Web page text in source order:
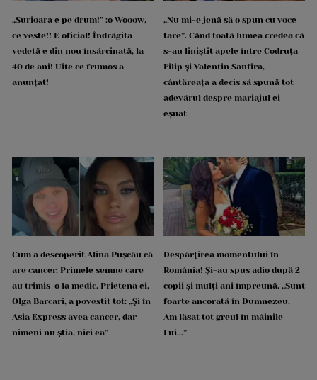
„Surioara e pe drum!” :o Wooow,
ce veste!! E oficial! Îndrăgita
vedetă e din nou însărcinată, la
40 de ani! Uite ce frumos a
anunțat!
„Nu mi-e jenă să o spun cu voce
tare”. Când toată lumea credea că
s-au liniștit apele între Codruța
Filip și Valentin Sanfira,
cântăreața a decis să spună tot
adevărul despre mariajul ei
eșuat
Cum a descoperit Alina Pușcău că
are cancer. Primele semne care
au trimis-o la medic. Prietena ei,
Olga Barcari, a povestit tot: „Și în
Asia Express avea cancer, dar
nimeni nu știa, nici ea”
Despărțirea momentului în
România! Și-au spus adio după 2
copii și mulți ani împreună. „Sunt
foarte ancorată în Dumnezeu.
Am lăsat tot greul în mâinile
Lui...”